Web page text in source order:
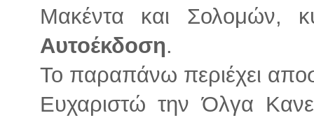
Μακέντα και Σολομών,
Αυτοέκδοση.
Το παραπάνω περιέχει
Ευχαριστώ την Όλγα